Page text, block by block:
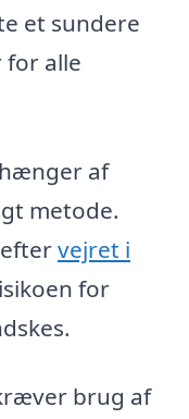
et sundere
alle
af
metode.
vejret i
for
brug af